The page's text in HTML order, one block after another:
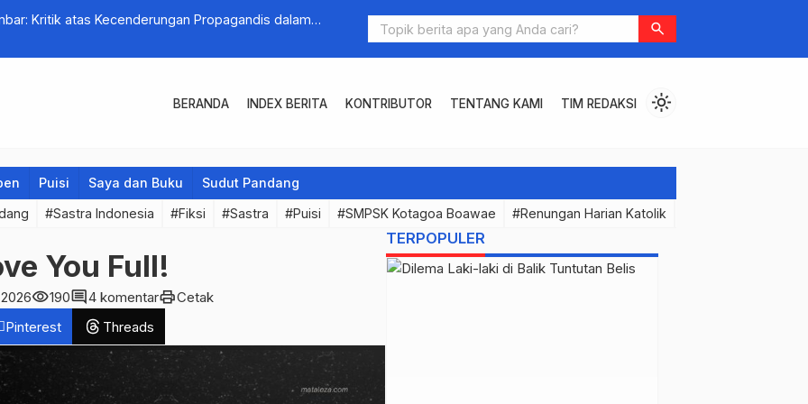
Kritik atas Kecenderungan Propagandis dalam
Saat AI Ikut Makan Bersama: Apakah Kebersamaan Kita Akan Terhitung?
search
BERANDA INDEX BERITA KONTRIBUTOR TENTANG KAMI TIM REDAKSI light_mode
Puisi Saya dan Buku Sudut Pandang
#Sastra Indonesia #Fiksi #Sastra #Puisi #SMPSK Kotagoa Boawae #Renungan Harian Katolik
You Full!
visibility190comment4 komentarprintCetak
Pinterest Threads
TERPOPULER